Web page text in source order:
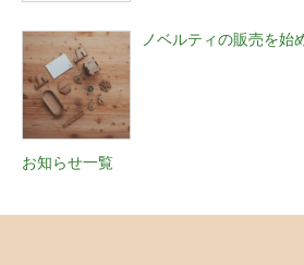
ノベルティの販売を始
お知らせ一覧